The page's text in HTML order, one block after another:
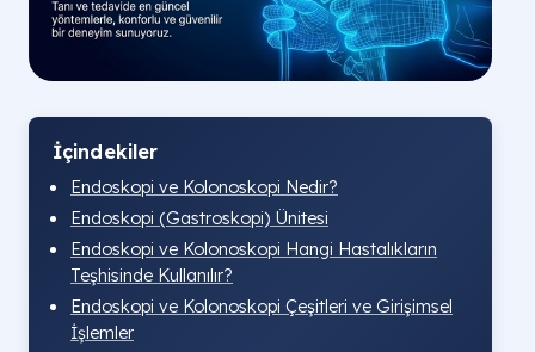
İçindekiler
Endoskopi ve Kolonoskopi Nedir?
Endoskopi (Gastroskopi) Ünitesi
Endoskopi ve Kolonoskopi Hangi Hastalıkların
Teşhisinde Kullanılır?
Endoskopi ve Kolonoskopi Çeşitleri ve Girişimsel
İşlemler